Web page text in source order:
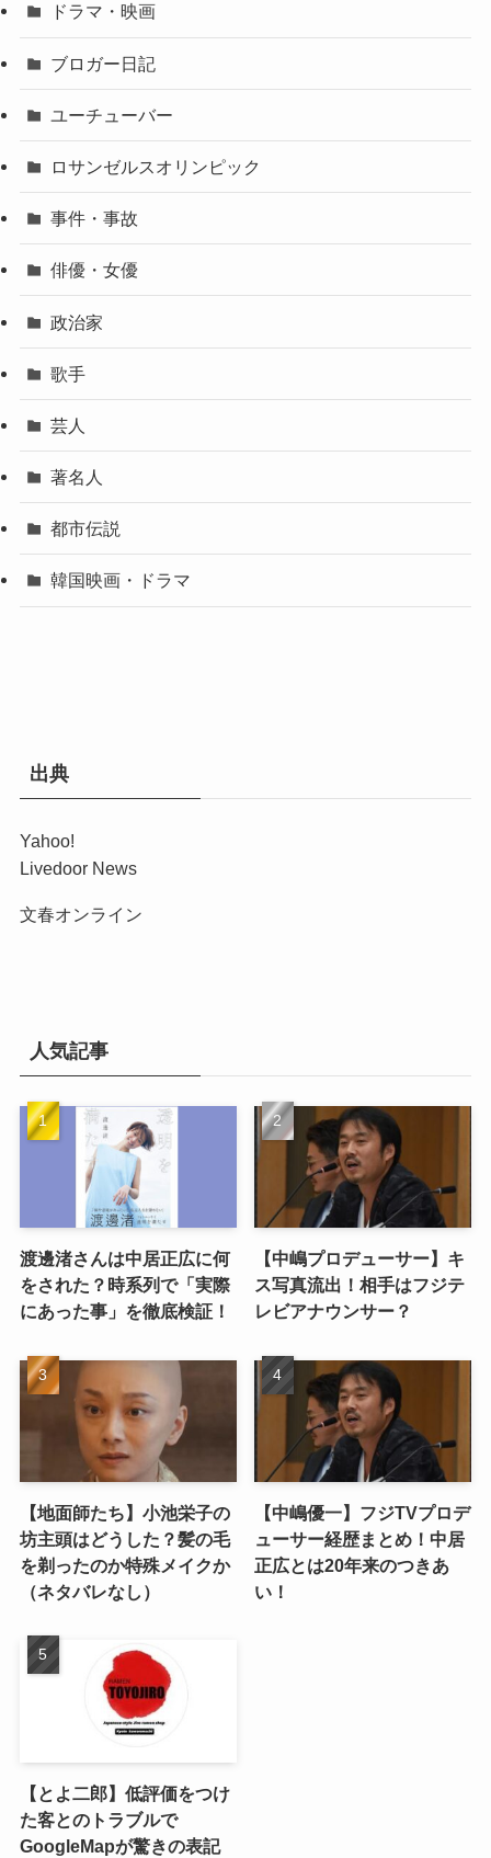
ドラマ・映画
ブロガー日記
ユーチューバー
ロサンゼルスオリンピック
事件・事故
俳優・女優
政治家
歌手
芸人
著名人
都市伝説
韓国映画・ドラマ
出典
Yahoo!
Livedoor News
文春オンライン
人気記事
渡邊渚さんは中居正広に何
をされた？時系列で「実際
にあった事」を徹底検証！
【中嶋プロデューサー】キ
ス写真流出！相手はフジテ
レビアナウンサー？
【地面師たち】小池栄子の
坊主頭はどうした？髪の毛
を剃ったのか特殊メイクか
（ネタバレなし）
【中嶋優一】フジTVプロデ
ューサー経歴まとめ！中居
正広とは20年来のつきあ
い！
【とよ二郎】低評価をつけ
た客とのトラブルで
GoogleMapが驚きの表記